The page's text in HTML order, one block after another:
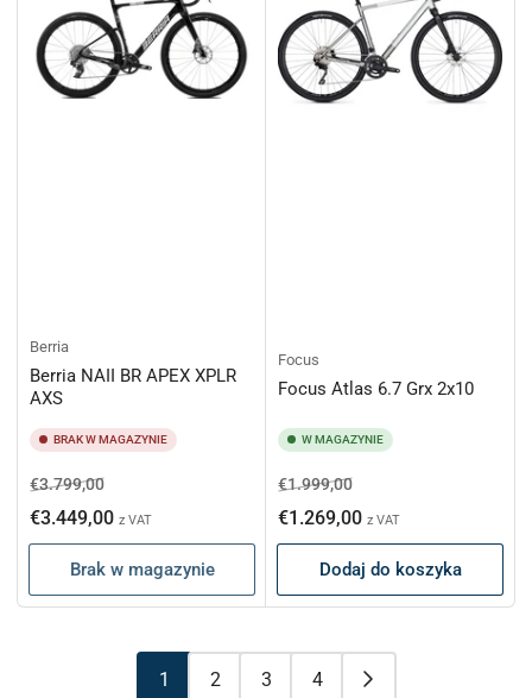
Berria
Berria NAII BR APEX XPLR
AXS
BRAK W MAGAZYNIE
Cena
regularna
€3.799,00Cena
promocyjna
€3.449,00 z VAT
Brak w magazynie
Focus
Focus Atlas 6.7 Grx 2x10
W MAGAZYNIE
Cena
regularna
€1.999,00Cena
promocyjna
€1.269,00 z VAT
Dodaj do koszyka
1 2 3 4